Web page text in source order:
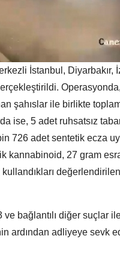
İstanbul, Diyarbakır,
şahıslar ile birlikte
ise, 5 adet ruhsatsız
726 adet sentetik ecza
kannabinoid, 27 gram
bağlantılı diğer suçlar
ardından adliyeye sevk